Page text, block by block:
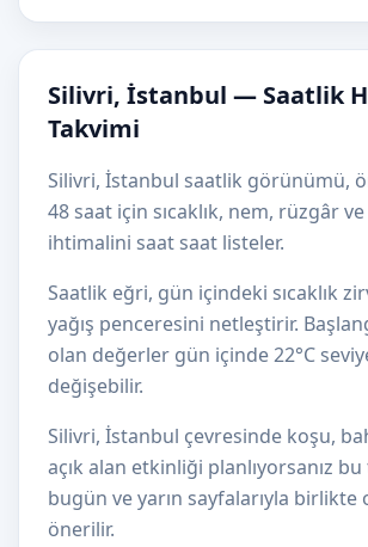
Silivri, İstanbul — Saatlik
Takvimi
Silivri, İstanbul saatlik görünümü,
48 saat için sıcaklık, nem, rüzgâr ve
ihtimalini saat saat listeler.
Saatlik eğri, gün içindeki sıcaklık
yağış penceresini netleştirir.
olan değerler gün içinde 22°C
değişebilir.
Silivri, İstanbul çevresinde koşu,
açık alan etkinliği planlıyorsanız
bugün ve yarın sayfalarıyla birlikte
önerilir.